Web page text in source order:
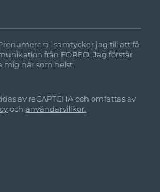
samtycker jag till att få
från FOREO. Jag förstår
mig när som helst.
av reCAPTCHA och omfattas av
ochanvändarvillkor.